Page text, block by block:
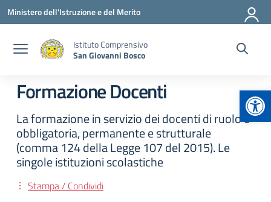
Vai ai contenuti
Vai al menu di navigazione
Vai al footer
Ministero dell'Istruzione e del Merito
Istituto Comprensivo
San Giovanni Bosco
Formazione Docenti
La formazione in servizio dei docenti di ruolo è
obbligatoria, permanente e strutturale
(comma 124 della Legge 107 del 2015). Le
singole istituzioni scolastiche
Stampa / Condividi